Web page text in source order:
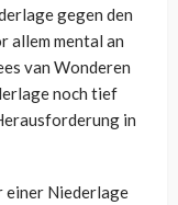
gegen den
allem mental an
van Wonderen
noch tief
in
einer Niederlage